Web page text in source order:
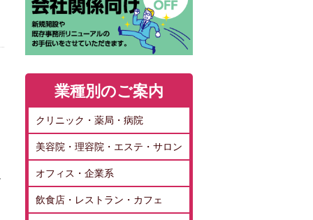
業種別のご案内
クリニック・薬局・病院
美容院・理容院・エステ・サロン
オフィス・企業系
飲食店・レストラン・カフェ